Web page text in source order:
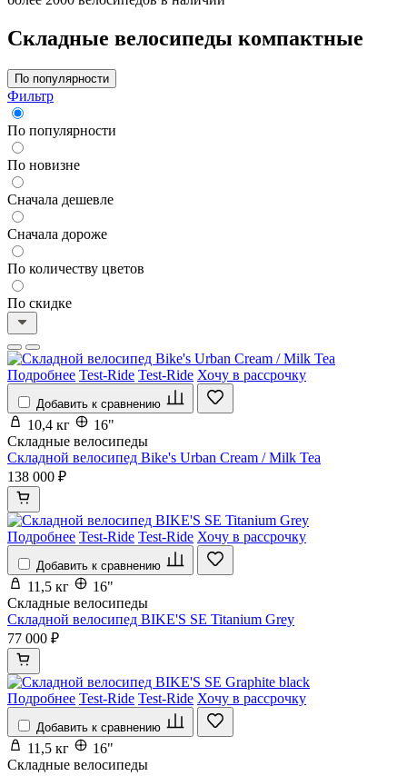
Складные велосипеды компактные
По популярности
Фильтр
По популярности
По новизне
Сначала дешевле
Сначала дороже
По количеству цветов
По скидке
Подробнее Test-Ride Test-Ride Хочу в рассрочку
Добавить к сравнению
10,4 кг
16"
Складные велосипеды
Складной велосипед Bike's Urban Cream / Milk Tea
138 000 ₽
Подробнее Test-Ride Test-Ride Хочу в рассрочку
Добавить к сравнению
11,5 кг
16"
Складные велосипеды
Складной велосипед BIKE'S SE Titanium Grey
77 000 ₽
Подробнее Test-Ride Test-Ride Хочу в рассрочку
Добавить к сравнению
11,5 кг
16"
Складные велосипеды